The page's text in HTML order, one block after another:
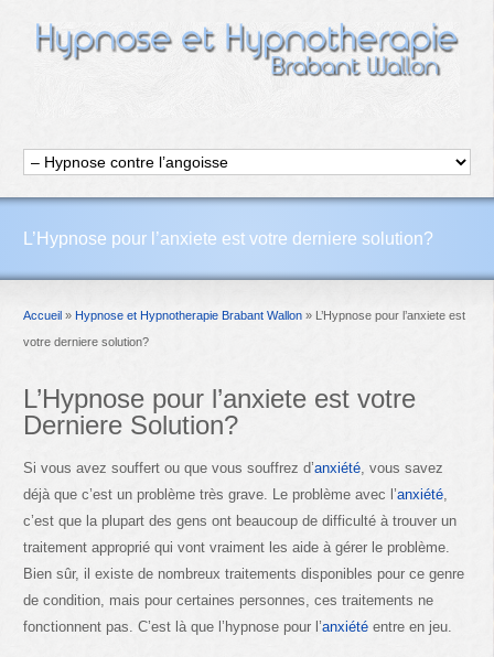
L’Hypnose pour l’anxiete est votre derniere solution?
Accueil » Hypnose et Hypnotherapie Brabant Wallon »
L’Hypnose pour l’anxiete est
votre derniere solution?
L’Hypnose pour l’anxiete est votre
Derniere Solution?
Si vous avez souffert ou que vous souffrez d’anxiété , vous savez
déjà que c’est un problème très grave. Le problème avec l’anxiété
c’est que la plupart des gens ont beaucoup de difficulté à trouver un
traitement approprié qui vont vraiment les aide à gérer le problème.
Bien sûr, il existe de nombreux traitements disponibles pour ce genre
de condition, mais pour certaines personnes, ces traitements ne
fonctionnent pas. C’est là que l’hypnose pour l’anxiété entre en jeu.